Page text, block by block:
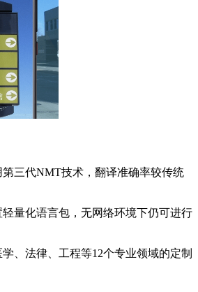
三代NMT技术，翻译准确率较传统
量化语言包，无网络环境下仍可进行
、法律、工程等12个专业领域的定制